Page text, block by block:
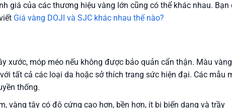
giá của các thương hiệu vàng lớn cũng có thể khác nhau. Bạn
Giá vàng DOJI và SJC khác nhau thế nào?
xước, móp méo nếu không được bảo quản cẩn thận. Màu vàng
tất cả các loại da hoặc sở thích trang sức hiện đại. Các mẫu
thống.
vàng tây có độ cứng cao hơn, bền hơn, ít bị biến dạng và trầy